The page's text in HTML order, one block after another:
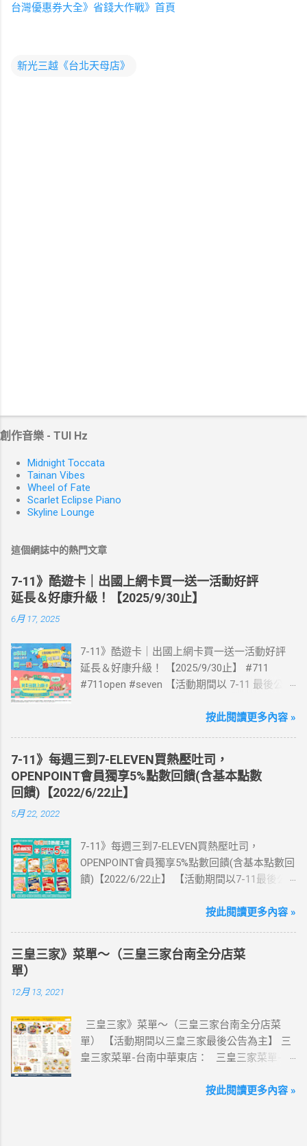
台灣優惠券大全》省錢大作戰》首頁
新光三越《台北天母店》
創作音樂 - TUI Hz
Midnight Toccata
Tainan Vibes
Wheel of Fate
Scarlet Eclipse Piano
Skyline Lounge
這個網誌中的熱門文章
7-11》酷遊卡｜出國上網卡買一送一活動好評
延長＆好康升級！【2025/9/30止】
6月 17, 2025
7-11》酷遊卡｜出國上網卡買一送一活動好評
延長＆好康升級！ 【2025/9/30止】 #711
#711open #seven 【活動期間以 7-11 最後公告
國上網卡 方便、快速、享買一送一優惠！ > 實
送王品集團300元即享券。 (出國開通啟用後回
活動網站登錄 【點我登錄】 ) > eSIM出國上網
卡：好康升級！購買eSIM「吃到飽」方案；即
送同天數「吃到飽」方案。 (例：買1張日本5天
來超商買省錢又方便💰 ·活動詳情：好康優惠看
這邊 【點我看好康優惠】 ·eSIM ibon 購買教學
【點我觀看教學】 📲 全球上網首選，速度穩
澳、美國、菲律賓、歐洲、土耳其 熱門地區通
通有 📲 立即取卡免等待超便利 ✈️ 180天彈性開
通不怕過期 🧳 一人買兩人用，享受出國網路自
由~~eSIM吃到飽買一送一 eSIM適用機型： ※
字，表示您的手機支援 eSIM 功能。 ●不支援鎖
卡機、平板、電信業者客製機、網路分享器、
中國大陸銷售的 iPhone手機。 【Apple】（執
2.iPhone 15 3.iPhone 14 4.iPhone 13 5.iPhone
按此閱讀更多內容 »
7-11》每週三到7-ELEVEN買熱壓吐司，
OPENPOINT會員獨享5%點數回饋(含基本點數
回饋)【2022/6/22止】
5月 22, 2022
7-11》每週三到7-ELEVEN買熱壓吐司，
OPENPOINT會員獨享5%點數回饋(含基本點數回
饋)【2022/6/22止】 【活動期間以7-11最後公
111/5/4~6/22 每週三到7-ELEVEN買熱壓吐司
饋) 【販售門市查詢】
https://emap.pcsc.com.tw/emap.aspx# 小編推
台式傳統口味~好評回購 注意事項 1.本優惠不得
與其他優惠並行。商品數量以各門市實際可販
售數量為準。 2.活動期間OPENPOINT會員需報
icash2.0二代卡(含聯名卡)或OPEN錢包(含
按此閱讀更多內容 »
三皇三家》菜單～（三皇三家台南全分店菜
單）
12月 13, 2021
三皇三家》菜單～（三皇三家台南全分店菜
單） 【活動期間以三皇三家最後公告為主】 三
皇三家菜單-台南中華東店： 三皇三家菜單-台
皇三家菜單-歸仁店： 三皇三家菜單-永康愛買
按此閱讀更多內容 »